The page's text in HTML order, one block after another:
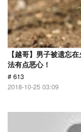
【越哥】男子被遗忘
法有点恶心！
# 613
2018-10-25 03:09